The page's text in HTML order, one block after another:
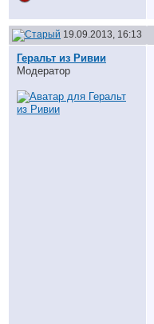
19.09.2013, 16:13
Геральт из Ривии
Модератор